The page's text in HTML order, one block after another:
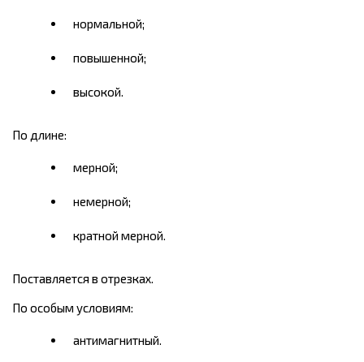
нормальной;
повышенной;
высокой.
По длине:
мерной;
немерной;
кратной мерной.
Поставляется в отрезках.
По особым условиям:
антимагнитный.